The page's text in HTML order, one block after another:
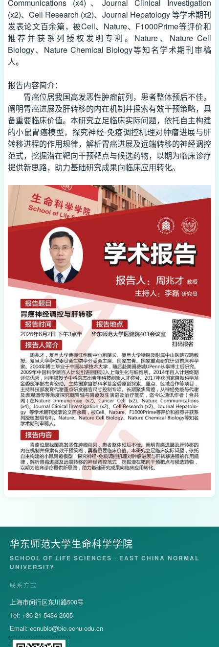
Communications (x4)、Journal Clinical Investigation
(x2)、Cell Research (x2)、Journal Hepatology 等学术期刊
发表论文百余篇，被Cell、Nature、F1000Prime等评价和
推荐并获系列授权发明专利。Nature、Nature Cell
Biology、Nature Chemical Biology等知名学术期刊审稿
人。
报告内容简介：
胃癌位居我国高发恶性肿瘤前列，患者整体预后不佳。
阐明胃癌进展及肝转移的内在机制并探索有效干预策略，具
备重要临床价值。本研究立足临床实际问题，依托自主构建
的小鼠胃癌模型，探究神经-免疫调控机理对肿瘤进展与肝
转移进程的作用规律，解析胃癌进展及远端转移的神经调控
范式，挖掘潜在靶向干预靶点与候选药物，以期为临床诊疗
提供新思路，助力基础研究成果向临床应用转化。
华东师范大学生命科学学院
SCHOOL OF LIFE SCIENCES · EAST CHINA NORMAL
UNIVERSITY
联系方式
上海市闵行区东川路500号
Tel: +86 21 5434 2605
Email: ecnubio@bio.ecnu.edu.cn